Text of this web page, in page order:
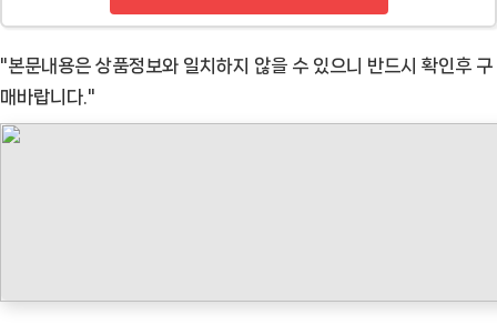
"본문내용은 상품정보와 일치하지 않을 수 있으니 반드시 확인후 구
매바랍니다."